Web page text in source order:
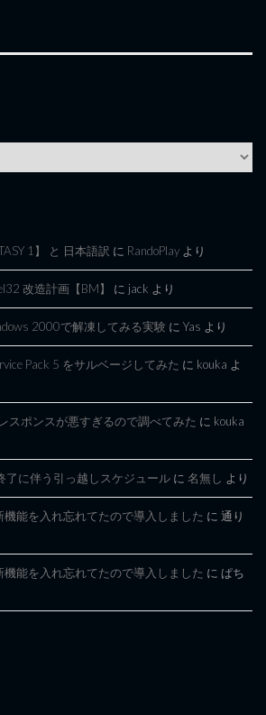
1】 と 日本語訳 に RandoPlay より
改造計画【BM】 に jack より
2000で解凍してみる実験 に Yas より
Pack 5 をサルベージしてみた に kouka よ
スポンスが悪すぎるので調べてみた に kouka
了に伴う引っ越しスケジュール に 名無し より
機能を入れ忘れてたので導入しました に 通り
機能を入れ忘れてたので導入しました に ぱち